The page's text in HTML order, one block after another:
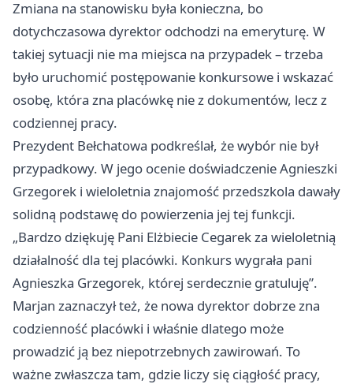
Zmiana na stanowisku była konieczna, bo
dotychczasowa dyrektor odchodzi na emeryturę. W
takiej sytuacji nie ma miejsca na przypadek – trzeba
było uruchomić postępowanie konkursowe i wskazać
osobę, która zna placówkę nie z dokumentów, lecz z
codziennej pracy.
Prezydent Bełchatowa podkreślał, że wybór nie był
przypadkowy. W jego ocenie doświadczenie Agnieszki
Grzegorek i wieloletnia znajomość przedszkola dawały
solidną podstawę do powierzenia jej tej funkcji.
„Bardzo dziękuję Pani Elżbiecie Cegarek za wieloletnią
działalność dla tej placówki. Konkurs wygrała pani
Agnieszka Grzegorek, której serdecznie gratuluję”.
Marjan zaznaczył też, że nowa dyrektor dobrze zna
codzienność placówki i właśnie dlatego może
prowadzić ją bez niepotrzebnych zawirowań. To
ważne zwłaszcza tam, gdzie liczy się ciągłość pracy,